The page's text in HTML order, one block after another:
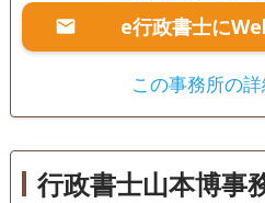
e行政書士に
この事務所の
行政書士山本博事